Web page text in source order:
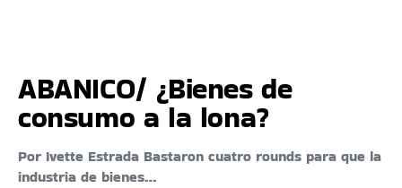
ABANICO/ ¿Bienes de
consumo a la lona?
Por Ivette Estrada Bastaron cuatro rounds para que la
industria de bienes…